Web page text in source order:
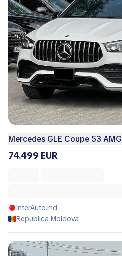
Mercedes GLE Coupe 53 AMG
74.499 EUR
InterAuto.md
Republica Moldova